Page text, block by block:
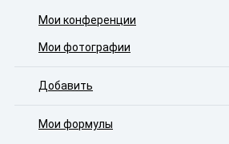
Мои конференции
Мои фотографии
Добавить
Мои формулы